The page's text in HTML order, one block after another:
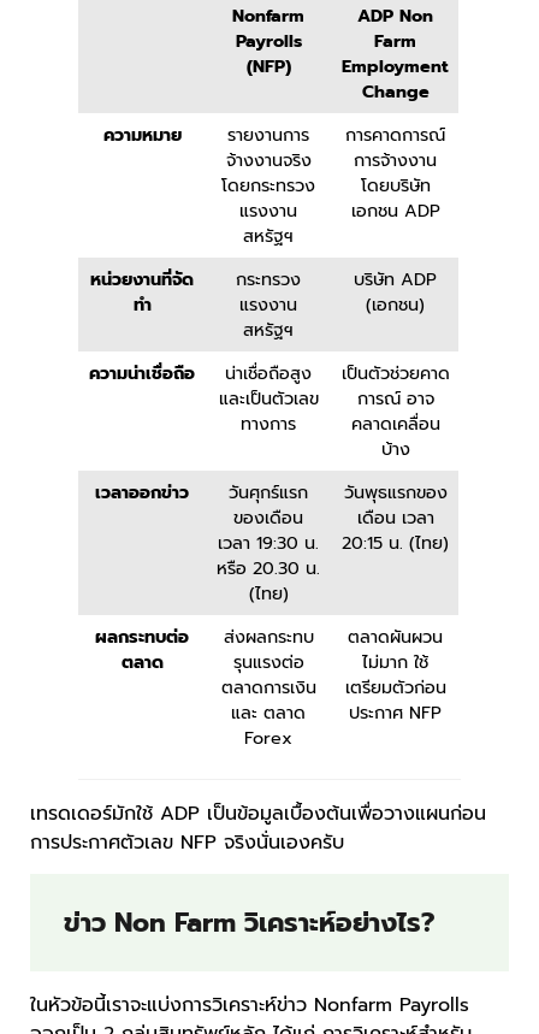
Nonfarm
Payrolls
(NFP)
ADP Non
Farm
Employment
Change
ความหมาย
รายงานการ
จ้างงานจริง
โดยกระทรวง
แรงงาน
สหรัฐฯ
การคาดการณ์
การจ้างงาน
โดยบริษัท
เอกชน ADP
หน่วยงานที่จัด
ทำ
กระทรวง
แรงงาน
สหรัฐฯ
บริษัท ADP
(เอกชน)
ความน่าเชื่อถือ
น่าเชื่อถือสูง
และเป็นตัวเลข
ทางการ
เป็นตัวช่วยคาด
การณ์ อาจ
คลาดเคลื่อน
บ้าง
เวลาออกข่าว
วันศุกร์แรก
ของเดือน
เวลา 19:30 น.
หรือ 20.30 น.
(ไทย)
วันพุธแรกของ
เดือน เวลา
20:15 น. (ไทย)
ผลกระทบต่อ
ตลาด
ส่งผลกระทบ
รุนแรงต่อ
ตลาดการเงิน
และ ตลาด
Forex
ตลาดผันผวน
ไม่มาก ใช้
เตรียมตัวก่อน
ประกาศ NFP
เทรดเดอร์มักใช้ ADP เป็นข้อมูลเบื้องต้นเพื่อวางแผนก่อน
การประกาศตัวเลข NFP จริงนั่นเองครับ
ข่าว Non Farm วิเคราะห์อย่างไร?
ในหัวข้อนี้เราจะแบ่งการวิเคราะห์ข่าว Nonfarm Payrolls